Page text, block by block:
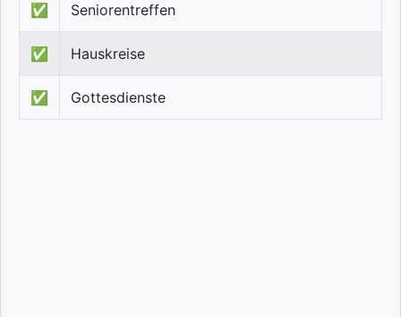
✅ Seniorentreffen
✅ Hauskreise
✅ Gottesdienste